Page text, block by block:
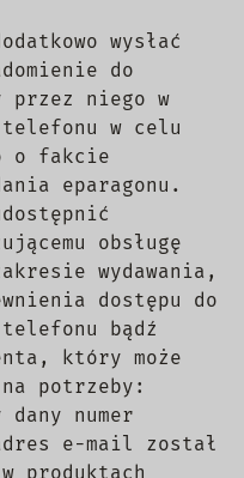
wysłać
do
przez niego w
telefonu w celu
o fakcie
eparagonu.
obsługę
wydawania,
dostępu do
telefonu bądź
który może
potrzeby:
numer
e-mail został
produktach